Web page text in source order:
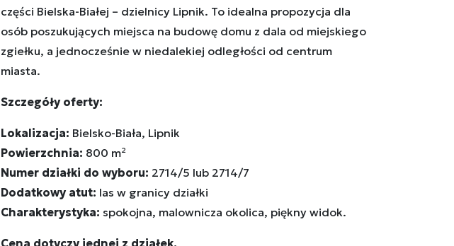
części Bielska-Białej – dzielnicy Lipnik. To idealna propozycja dla
osób poszukujących miejsca na budowę domu z dala od miejskiego
zgiełku, a jednocześnie w niedalekiej odległości od centrum
miasta.
Szczegóły oferty:
Lokalizacja: Bielsko-Biała, Lipnik
Powierzchnia: 800 m²
Numer działki do wyboru: 2714/5 lub 2714/7
Dodatkowy atut: las w granicy działki
Charakterystyka: spokojna, malownicza okolica, piękny widok.